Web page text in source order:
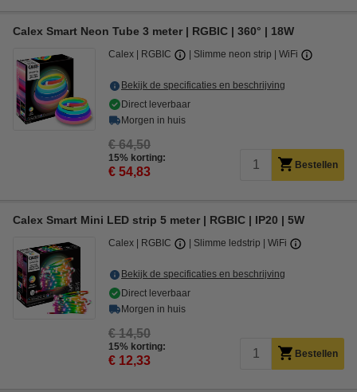
Calex Smart Neon Tube 3 meter | RGBIC | 360° | 18W
Calex RGBIC Slimme neon strip WiFi
Bekijk de specificaties en beschrijving
Direct leverbaar
Morgen in huis
€ 64,50
15% korting:
€ 54,83 Bestellen
Calex Smart Mini LED strip 5 meter | RGBIC | IP20 | 5W
Calex RGBIC Slimme ledstrip WiFi
Bekijk de specificaties en beschrijving
Direct leverbaar
Morgen in huis
€ 14,50
15% korting:
€ 12,33 Bestellen